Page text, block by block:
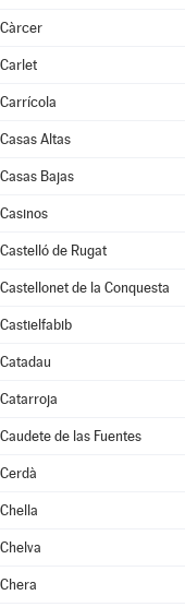
Càrcer
Carlet
Carrícola
Casas Altas
Casas Bajas
Casinos
Castelló de Rugat
Castellonet de la Conquesta
Castielfabib
Catadau
Catarroja
Caudete de las Fuentes
Cerdà
Chella
Chelva
Chera